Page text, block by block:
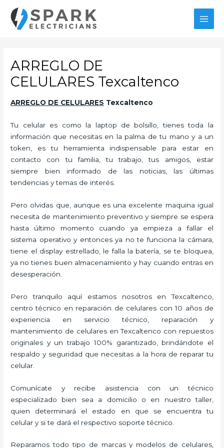
contenido
ARREGLO DE
CELULARES Texcaltenco
ARREGLO DE CELULARES Texcaltenco
Tu celular es como la laptop de bolsillo, tienes toda la
información que necesitas en la palma de tu mano y a un
token, es tu herramienta indispensable para estar en
contacto con tu familia, tu trabajo, tus amigos, estar
siempre bien informado de las noticias, las últimas
tendencias y temas de interés.
Pero olvidas que, aunque es una excelente maquina igual
necesita de mantenimiento preventivo y siempre se espera
hasta último momento cuando ya empieza a fallar el
sistema operativo y entonces ya no te funciona la cámara,
tiene el display estrellado, le falla la batería, se te bloquea,
ya no tienes buen almacenamiento y hay cuando entras en
desesperación.
Pero tranquilo aquí estamos nosotros en Texcaltenco,
centro técnico en reparación de celulares con 10 años de
experiencia en servicio técnico, reparación y
mantenimiento de celulares en Texcaltenco con repuestos
originales y un trabajo 100% garantizado, brindándote el
respaldo y seguridad que necesitas a la hora de reparar tu
celular.
Comunícate y recibe asistencia con un técnico
especializado bien sea a domicilio o en nuestro taller,
quien determinará el estado en que se encuentra tu
celular y si te dará el respectivo soporte técnico.
Reparamos todo tipo de marcas y modelos de celulares,